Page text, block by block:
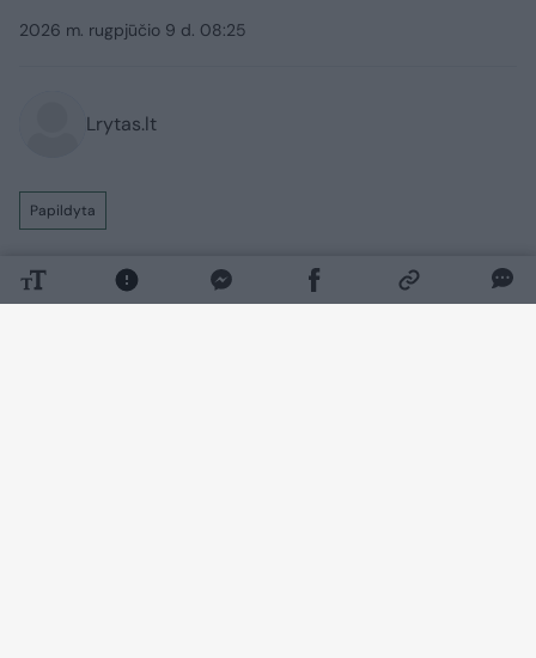
2026 m. rugpjūčio 9 d. 08:25
Lrytas.lt
Papildyta
Kirgizijos kalnuose dingo keliautojas iš
Lietuvos Sergej Rubcov. Artimieji prašo